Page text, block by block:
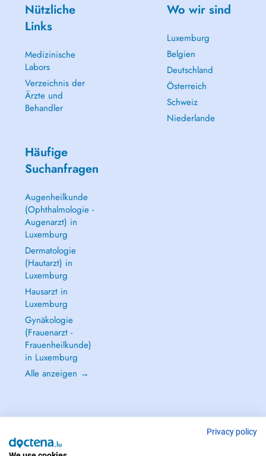
Nützliche
Links
Medizinische
Labors
Verzeichnis der
Ärzte und
Behandler
Wo wir sind
Luxemburg
Belgien
Deutschland
Österreich
Schweiz
Niederlande
Häufige
Suchanfragen
Augenheilkunde
(Ophthalmologie -
Augenarzt) in
Luxemburg
Dermatologie
(Hautarzt) in
Luxemburg
Hausarzt in
Luxemburg
Gynäkologie
(Frauenarzt -
Frauenheilkunde)
in Luxemburg
Alle anzeigen →
Copyright © 2026 - DOCTENA S.A. 42, Rue de la Vallée, L-2661 Luxembourg
Privacy policy